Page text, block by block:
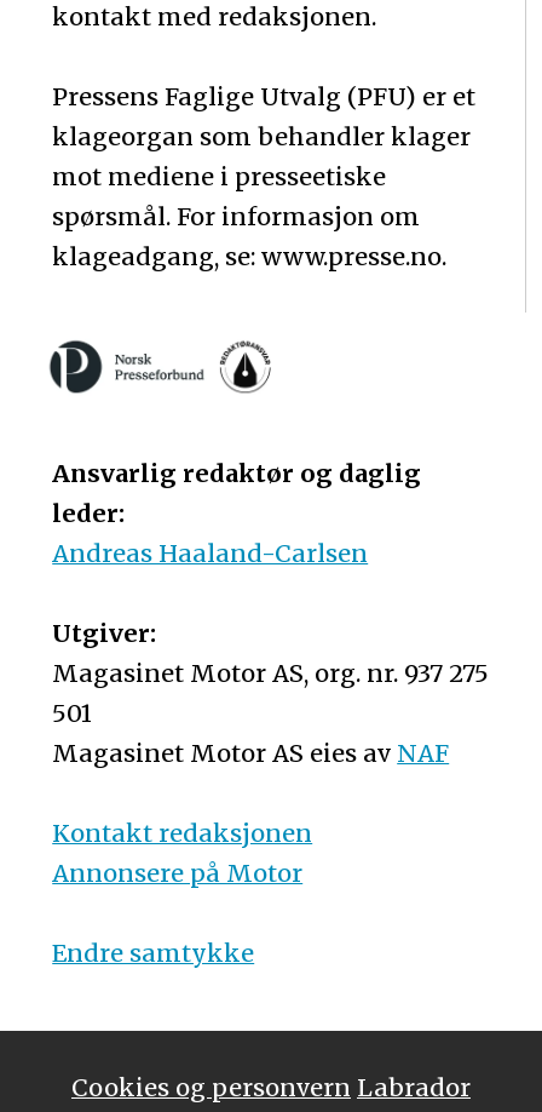
kontakt med redaksjonen.
Pressens Faglige Utvalg (PFU) er et
klageorgan som behandler klager
mot mediene i presseetiske
spørsmål. For informasjon om
klageadgang, se: www.presse.no.
Ansvarlig redaktør og daglig
leder:
Andreas Haaland-Carlsen
Utgiver:
Magasinet Motor AS, org. nr. 937 275
501
Magasinet Motor AS eies av NAF
Kontakt redaksjonen
Annonsere på Motor
Endre samtykke
Cookies og personvern Labrador